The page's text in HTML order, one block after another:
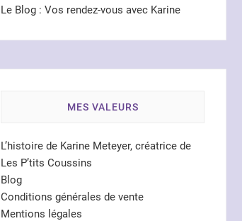
Le Blog : Vos rendez-vous avec Karine
MES VALEURS
L’histoire de Karine Meteyer, créatrice de
Les P’tits Coussins
Blog
Conditions générales de vente
Mentions légales